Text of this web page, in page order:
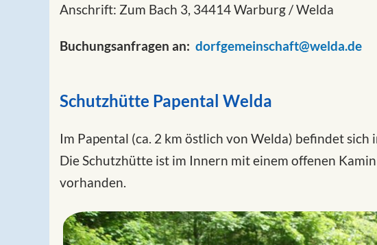
Anschrift: Zum Bach 3, 34414 Warburg / Welda
Buchungsanfragen an: dorfgemeinschaft@welda.de
Schutzhütte Papental Welda
Im Papental (ca. 2 km östlich von Welda) befindet
Die Schutzhütte ist im Innern mit einem offenen
vorhanden.